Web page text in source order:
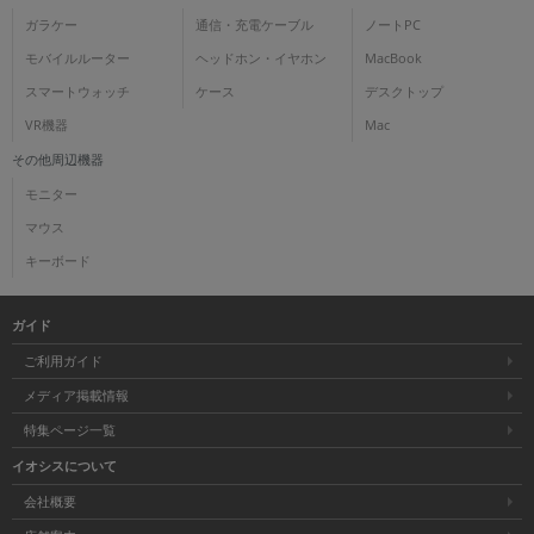
ガラケー
モバイルルーター
スマートウォッチ
VR機器
通信・充電ケーブル
ヘッドホン・イヤホン
ケース
ノートPC
MacBook
デスクトップ
Mac
その他周辺機器
モニター
マウス
キーボード
ガイド
ご利用ガイド
メディア掲載情報
特集ページ一覧
イオシスについて
会社概要